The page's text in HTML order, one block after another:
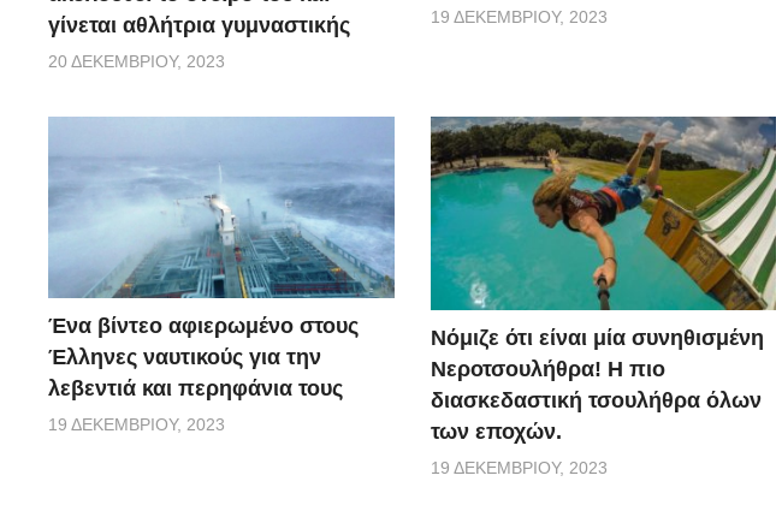
γίνεται αθλήτρια γυμναστικής
20 ΔΕΚΕΜΒΡΊΟΥ, 2023
19 ΔΕΚΕΜΒΡΊΟΥ, 2023
Ένα βίντεο αφιερωμένο στους
Έλληνες ναυτικούς για την
λεβεντιά και περηφάνια τους
19 ΔΕΚΕΜΒΡΊΟΥ, 2023
Νόμιζε ότι είναι μία συνηθισμένη
Νεροτσουλήθρα! Η πιο
διασκεδαστική τσουλήθρα όλων
των εποχών.
19 ΔΕΚΕΜΒΡΊΟΥ, 2023